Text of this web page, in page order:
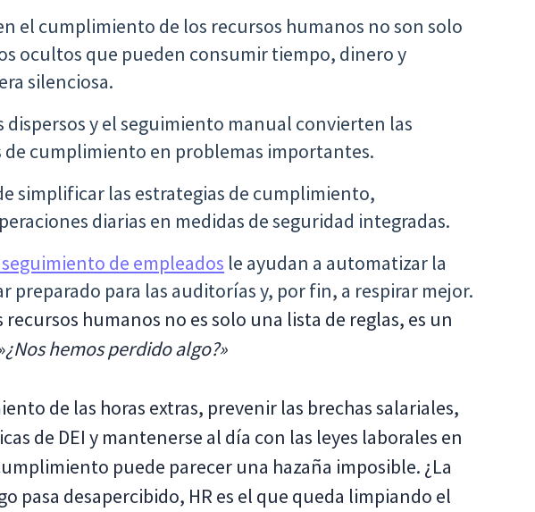
el cumplimiento de los recursos humanos no son solo
ocultos que pueden consumir tiempo, dinero y
silenciosa.
dispersos y el seguimiento manual convierten las
de cumplimiento en problemas importantes.
simplificar las estrategias de cumplimiento,
diarias en medidas de seguridad integradas.
de empleados le ayudan a automatizar la
preparado para las auditorías y, por fin, a respirar mejor.
humanos no es solo una lista de reglas, es un
¿Nos hemos perdido algo?»
de las horas extras, prevenir las brechas salariales,
de DEI y mantenerse al día con las leyes laborales en
puede parecer una hazaña imposible. ¿La
pasa desapercibido, HR es el que queda limpiando el